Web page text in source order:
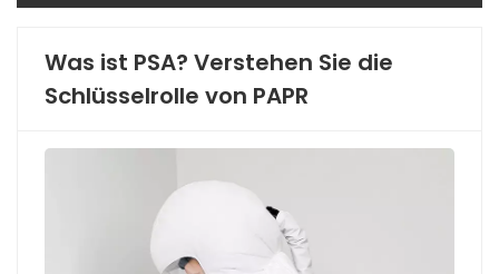
Was ist PSA? Verstehen Sie die
Schlüsselrolle von PAPR